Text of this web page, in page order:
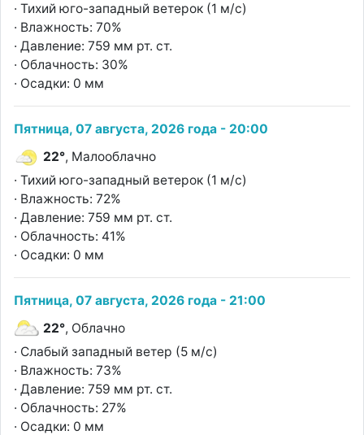
· Тихий юго-западный ветерок (1 м/с)
· Влажность: 70%
· Давление: 759 мм рт. ст.
· Облачность: 30%
· Осадки: 0 мм
Пятница, 07 августа, 2026 года - 20:00
22°, Малооблачно
· Тихий юго-западный ветерок (1 м/с)
· Влажность: 72%
· Давление: 759 мм рт. ст.
· Облачность: 41%
· Осадки: 0 мм
Пятница, 07 августа, 2026 года - 21:00
22°, Облачно
· Слабый западный ветер (5 м/с)
· Влажность: 73%
· Давление: 759 мм рт. ст.
· Облачность: 27%
· Осадки: 0 мм